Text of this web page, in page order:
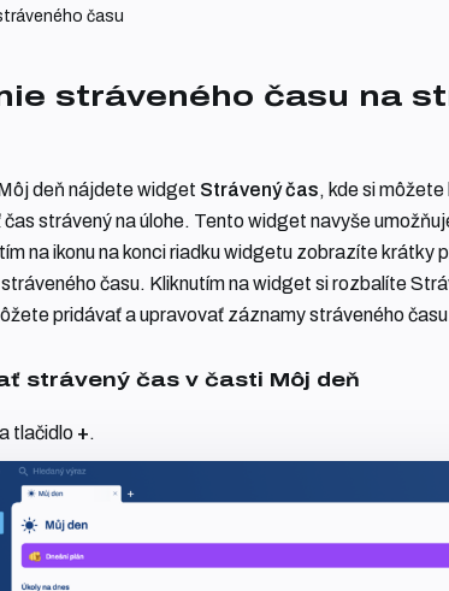
času
stráveného času na
deň nájdete widget Strávený čas, kde si
čas strávený na úlohe. Tento widget navyše
na ikonu na konci riadku widgetu zobrazíte krátky
času. Kliknutím na widget si rozbalíte
pridávať a upravovať záznamy stráveného
strávený čas v časti Môj deň
tlačidlo +.